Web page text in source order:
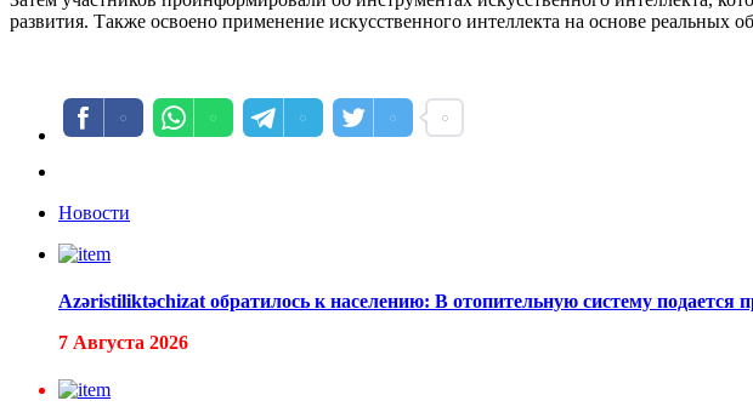
развития. Также освоено применение искусственного интеллекта на основе реальных
Новости
Azəristiliktəchizat обратилось к населению: В отопительную систему подается
7 Августа 2026